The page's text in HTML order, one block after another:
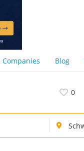
Companies Blog
0